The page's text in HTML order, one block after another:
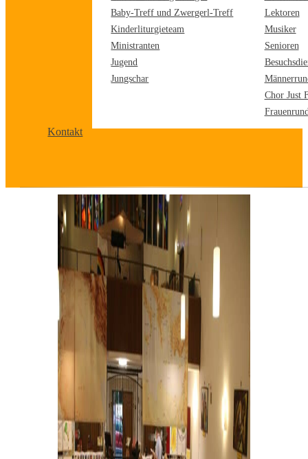
Baby-Treff und Zwergerl-Treff
Kinderliturgieteam
Ministranten
Jugend
Jungschar
Lektoren
Musiker
Senioren
Chor Just
Kontakt